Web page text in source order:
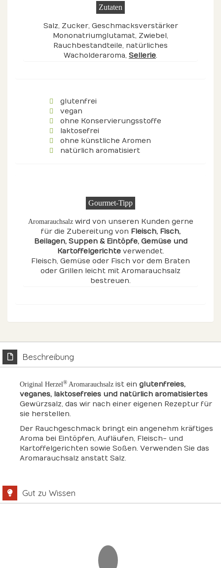
Zutaten
Salz, Zucker, Geschmacksverstärker
Mononatriumglutamat, Zwiebel,
Rauchbestandteile, natürliches
Wacholderaroma, Sellerie.
glutenfrei
vegan
ohne Konservierungsstoffe
laktosefrei
ohne künstliche Aromen
natürlich aromatisiert
Gourmet-Tipp
Aromarauchsalzwird von unseren Kunden gerne
für die Zubereitung von Fleisch, Fisch,
Beilagen, Suppen & Eintöpfe, Gemüseund
Kartoffelgerichteverwendet.
Fleisch, Gemüse oder Fisch vor dem Braten
oder Grillen leicht mit Aromarauchsalz
bestreuen.
Beschreibung
Original Herzel® Aromarauchsalz ist ein glutenfreies,
veganes, laktosefreies und natürlich aromatisiertes
Gewürzsalz, das wir nach einer eigenen Rezeptur für
sie herstellen.
Der Rauchgeschmack bringt ein angenehm kräftiges
Aroma bei Eintöpfen, Aufläufen, Fleisch- und
Kartoffelgerichten sowie Soßen. Verwenden Sie das
Aromarauchsalz anstatt Salz.
Gut zu Wissen